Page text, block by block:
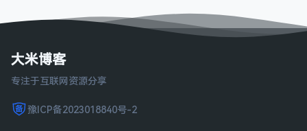
大米博客
专注于互联网资源分享
豫ICP备2023018840号-2